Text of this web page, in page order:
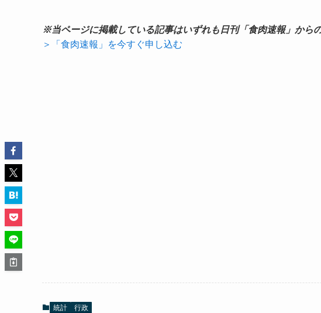
※当ページに掲載している記事はいずれも日刊「食肉速報」から
＞「食肉速報」を今すぐ申し込む
統計 行政